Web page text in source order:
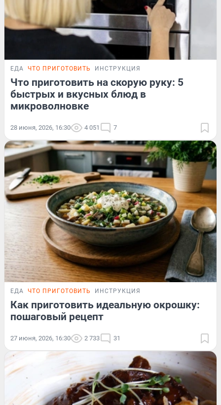
ЕДА ЧТО ПРИГОТОВИТЬ ИНСТРУКЦИЯ
Что приготовить на скорую руку: 5
быстрых и вкусных блюд в
микроволновке
28 июня, 2026, 16:30 4 051 7
ЕДА ЧТО ПРИГОТОВИТЬ ИНСТРУКЦИЯ
Как приготовить идеальную окрошку:
пошаговый рецепт
27 июня, 2026, 16:30 2 733 31